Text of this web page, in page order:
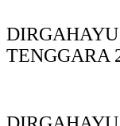
TENGGARA